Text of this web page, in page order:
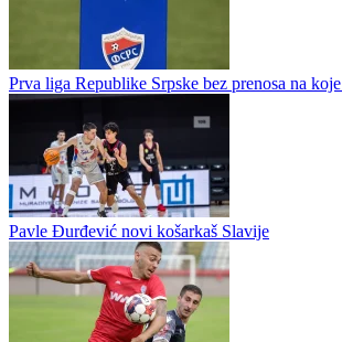
Prva liga Republike Srpske bez prenosa na
Pavle Đurđević novi košarkaš Slavije